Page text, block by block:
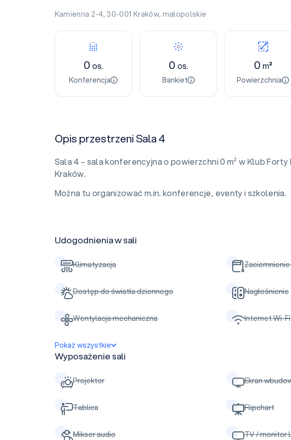
Kamienna 2-4, 30-001 Kraków, małopolskie
0os.
Konferencja
0 os.
Bankiet
0 m²
Powierzchnia
Opis przestrzeni Sala 4
Sala 4 – sala konferencyjna o powierzchni 0 m² w Klub
Kraków.
Można tu organizować m.in. konferencje, eventy i szkolenia.
Udogodnienia w sali
Klimatyzacja
Dostęp do światła dziennego Nagłośnienie
Wentylacja mechaniczna Internet Wi-Fi
Pokaż wszystkie
Wyposażenie sali
Projektor Ekran
Tablica Flipchart
Mikser audio TV / monitor